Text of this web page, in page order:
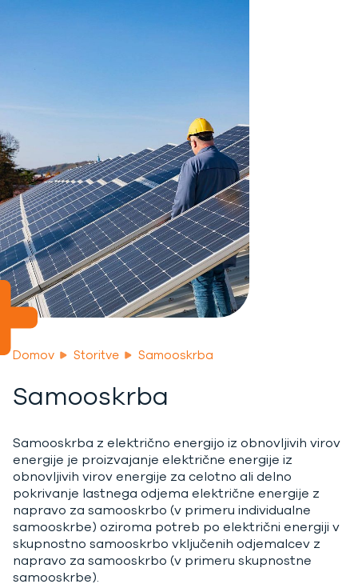
Domov Storitve Samooskrba
Samooskrba
Samooskrba z električno energijo iz obnovljivih virov
energije je proizvajanje električne energije iz
obnovljivih virov energije za celotno ali delno
pokrivanje lastnega odjema električne energije z
napravo za samooskrbo (v primeru individualne
samooskrbe) oziroma potreb po električni energiji v
skupnostno samooskrbo vključenih odjemalcev z
napravo za samooskrbo (v primeru skupnostne
samooskrbe).